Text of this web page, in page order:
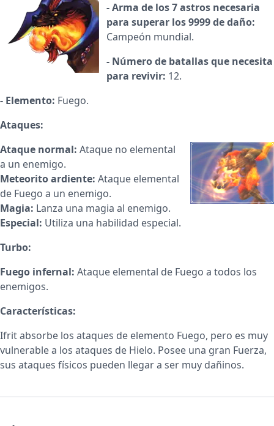
- Arma de los 7 astros necesaria
para superar los 9999 de daño:
Campeón mundial.
- Número de batallas que necesita
para revivir: 12.
- Elemento: Fuego.
Ataques:
Ataque normal: Ataque no elemental
a un enemigo.
Meteorito ardiente: Ataque elemental
de Fuego a un enemigo.
Magia: Lanza una magia al enemigo.
Especial: Utiliza una habilidad especial.
Turbo:
Fuego infernal: Ataque elemental de Fuego a todos los
enemigos.
Características:
Ifrit absorbe los ataques de elemento Fuego, pero es muy
vulnerable a los ataques de Hielo. Posee una gran Fuerza,
sus ataques físicos pueden llegar a ser muy dañinos.